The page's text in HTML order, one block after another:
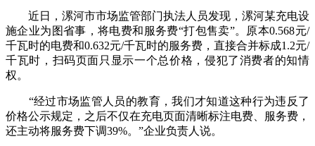
近日，漯河市市场监管部门执法人员发现，漯河某充电设
施企业为图省事，将电费和服务费“打包售卖”。原本0.568元/
千瓦时的电费和0.632元/千瓦时的服务费，直接合并标成1.2元/
千瓦时，扫码页面只显示一个总价格，侵犯了消费者的知情
权。
“经过市场监管人员的教育，我们才知道这种行为违反了
价格公示规定，之后不仅在充电页面清晰标注电费、服务费，
还主动将服务费下调39%。”企业负责人说。